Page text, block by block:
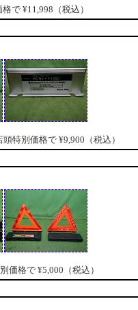
格で ¥11,998（税込）
頭特別価格で ¥9,900（税込）
価格で ¥5,000（税込）